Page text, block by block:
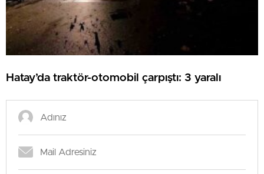
Hatay’da traktör-otomobil çarpıştı: 3 yaralı